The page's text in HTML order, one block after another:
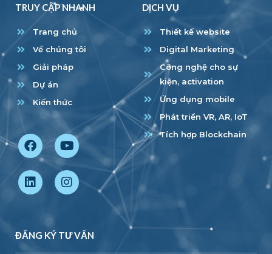
TRUY CẬP NHANH
Trang chủ
Về chúng tôi
Giải pháp
Dự án
Kiến thức
DỊCH VỤ
Thiết kế website
Digital Marketing
Công nghệ cho sự
kiện, activation
Ứng dụng mobile
Phát triển VR, AR, IoT
Tích hợp Blockchain
ĐĂNG KÝ TƯ VẤN